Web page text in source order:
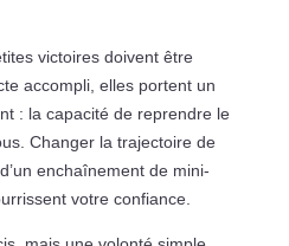
victoires doivent être
accompli, elles portent un
: la capacité de reprendre le
Changer la trajectoire de
enchaînement de mini-
votre confiance.